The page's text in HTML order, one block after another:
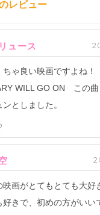
レビュー
ュース
ゃ良い映画ですよね！
WILL GO ON この
としました。
映画がとてもとても大
好きで、初めの方がいい